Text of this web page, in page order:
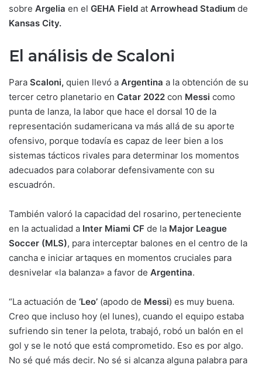
sobre Argelia en el GEHA Field at Arrowhead Stadium de
Kansas City.
El análisis de Scaloni
Para Scaloni, quien llevó a Argentina a la obtención de su
tercer cetro planetario en Catar 2022 con Messi como
punta de lanza, la labor que hace el dorsal 10 de la
representación sudamericana va más allá de su aporte
ofensivo, porque todavía es capaz de leer bien a los
sistemas tácticos rivales para determinar los momentos
adecuados para colaborar defensivamente con su
escuadrón.
También valoró la capacidad del rosarino, perteneciente
en la actualidad a Inter Miami CF de la Major League
Soccer (MLS), para interceptar balones en el centro de la
cancha e iniciar artaques en momentos cruciales para
desnivelar «la balanza» a favor de Argentina.
“La actuación de ‘Leo’ (apodo de Messi) es muy buena.
Creo que incluso hoy (el lunes), cuando el equipo estaba
sufriendo sin tener la pelota, trabajó, robó un balón en el
gol y se le notó que está comprometido. Eso es por algo.
No sé qué más decir. No sé si alcanza alguna palabra para